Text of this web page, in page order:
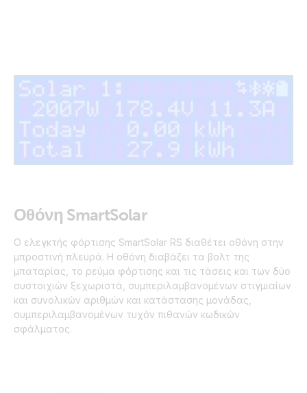
Οθόνη SmartSolar
Ο ελεγκτής φόρτισης SmartSolar RS διαθέτει οθόνη στην
μπροστινή πλευρά. Η οθόνη διαβάζει τα βολτ της
μπαταρίας, το ρεύμα φόρτισης και τις τάσεις και των δύο
συστοιχιών ξεχωριστά, συμπεριλαμβανομένων στιγμιαίων
και συνολικών αριθμών και κατάστασης μονάδας,
συμπεριλαμβανομένων τυχόν πιθανών κωδικών
σφάλματος.